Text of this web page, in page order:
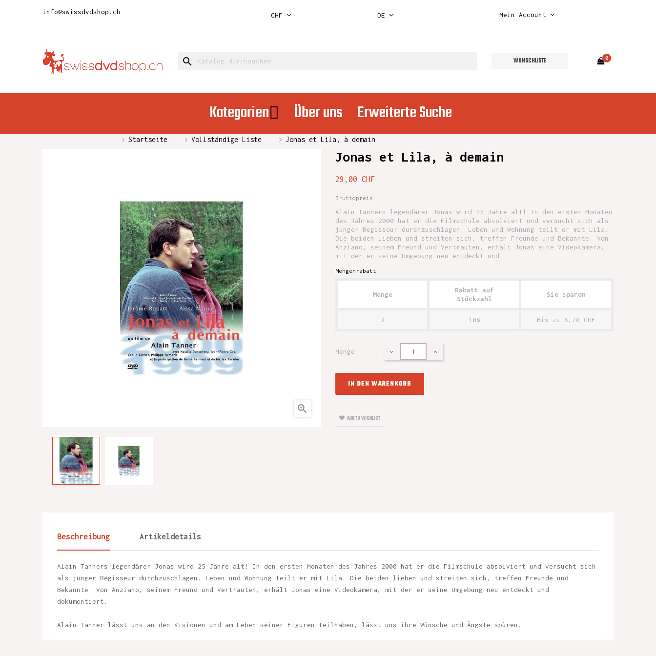
info@swissdvdshop.ch CHF DE Mein Account
search WUNSCHLISTE 0
Kategorien Über uns Erweiterte Suche
Startseite Vollständige Liste Jonas et Lila, à demain

Jonas et Lila, à demain
29,00 CHF
Bruttopreis
Alain Tanners legendärer Jonas wird 25 Jahre alt! In den ersten Monaten
des Jahres 2000 hat er die Filmschule absolviert und versucht sich als
junger Regisseur durchzuschlagen. Leben und Wohnung teilt er mit Lila.
Die beiden lieben und streiten sich, treffen Freunde und Bekannte. Von
Anziano, seinem Freund und Vertrauten, erhält Jonas eine Videokamera,
mit der er seine Umgebung neu entdeckt und
Mengenrabatt
Menge
Rabatt auf
Stückzahl
Sie sparen
3 10% Bis zu 8,70 CHF
Menge
IN DEN WARENKORB
ADD TO WISHLIST
Beschreibung Artikeldetails
Alain Tanners legendärer Jonas wird 25 Jahre alt! In den ersten Monaten des Jahres 2000 hat er die Filmschule absolviert und versucht sich
als junger Regisseur durchzuschlagen. Leben und Wohnung teilt er mit Lila. Die beiden lieben und streiten sich, treffen Freunde und
Bekannte. Von Anziano, seinem Freund und Vertrauten, erhält Jonas eine Videokamera, mit der er seine Umgebung neu entdeckt und
dokumentiert.
Alain Tanner lässt uns an den Visionen und am Leben seiner Figuren teilhaben, lässt uns ihre Wünsche und Ängste spüren.